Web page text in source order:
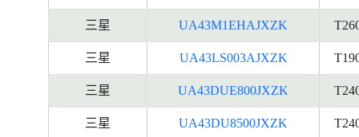
三星 UA43M1EHAJXZK
三星 UA43LS003AJXZK
三星 UA43DUE800JXZK
三星 UA43DU8500JXZK